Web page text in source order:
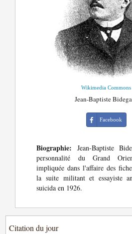
Wikimedia Commons
Jean-Baptiste
Facebook
Biographie: Jean-Baptiste
personnalité du Grand
impliquée dans l'affaire des
la suite militant et essayiste
suicida en 1926.
Citation du jour